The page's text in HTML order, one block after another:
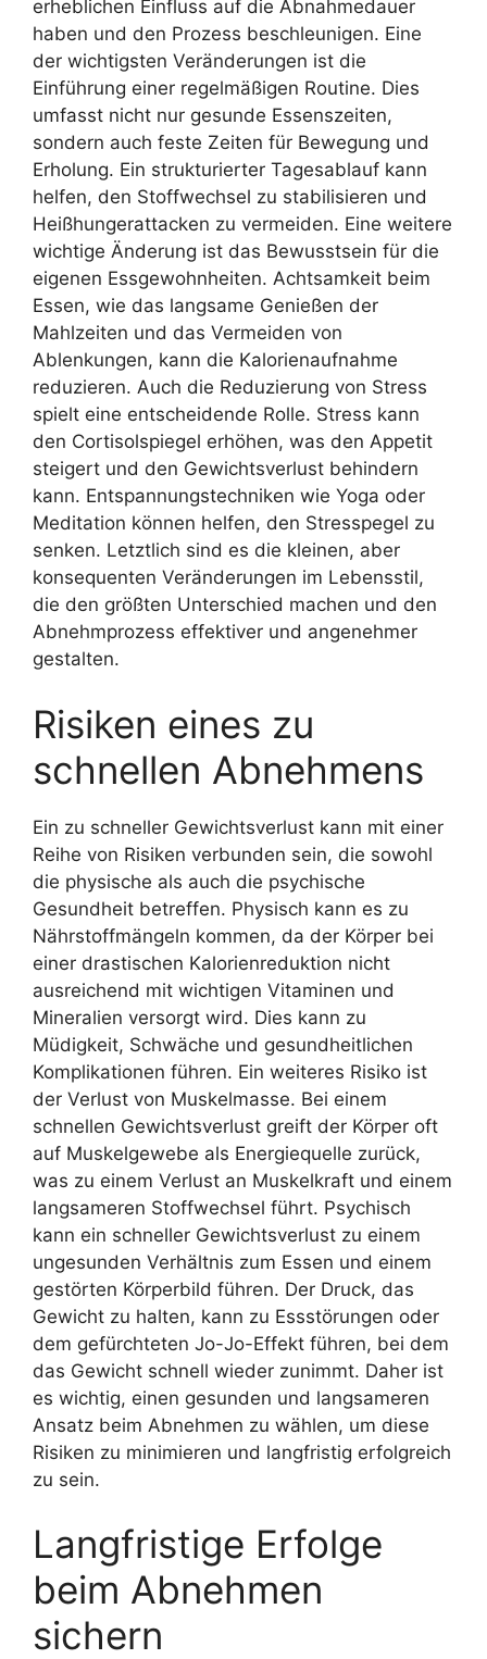
erheblichen Einfluss auf die Abnahmedauer
haben und den Prozess beschleunigen. Eine
der wichtigsten Veränderungen ist die
Einführung einer regelmäßigen Routine. Dies
umfasst nicht nur gesunde Essenszeiten,
sondern auch feste Zeiten für Bewegung und
Erholung. Ein strukturierter Tagesablauf kann
helfen, den Stoffwechsel zu stabilisieren und
Heißhungerattacken zu vermeiden. Eine weitere
wichtige Änderung ist das Bewusstsein für die
eigenen Essgewohnheiten. Achtsamkeit beim
Essen, wie das langsame Genießen der
Mahlzeiten und das Vermeiden von
Ablenkungen, kann die Kalorienaufnahme
reduzieren. Auch die Reduzierung von Stress
spielt eine entscheidende Rolle. Stress kann
den Cortisolspiegel erhöhen, was den Appetit
steigert und den Gewichtsverlust behindern
kann. Entspannungstechniken wie Yoga oder
Meditation können helfen, den Stresspegel zu
senken. Letztlich sind es die kleinen, aber
konsequenten Veränderungen im Lebensstil,
die den größten Unterschied machen und den
Abnehmprozess effektiver und angenehmer
gestalten.
Risiken eines zu
schnellen Abnehmens
Ein zu schneller Gewichtsverlust kann mit einer
Reihe von Risiken verbunden sein, die sowohl
die physische als auch die psychische
Gesundheit betreffen. Physisch kann es zu
Nährstoffmängeln kommen, da der Körper bei
einer drastischen Kalorienreduktion nicht
ausreichend mit wichtigen Vitaminen und
Mineralien versorgt wird. Dies kann zu
Müdigkeit, Schwäche und gesundheitlichen
Komplikationen führen. Ein weiteres Risiko ist
der Verlust von Muskelmasse. Bei einem
schnellen Gewichtsverlust greift der Körper oft
auf Muskelgewebe als Energiequelle zurück,
was zu einem Verlust an Muskelkraft und einem
langsameren Stoffwechsel führt. Psychisch
kann ein schneller Gewichtsverlust zu einem
ungesunden Verhältnis zum Essen und einem
gestörten Körperbild führen. Der Druck, das
Gewicht zu halten, kann zu Essstörungen oder
dem gefürchteten Jo-Jo-Effekt führen, bei dem
das Gewicht schnell wieder zunimmt. Daher ist
es wichtig, einen gesunden und langsameren
Ansatz beim Abnehmen zu wählen, um diese
Risiken zu minimieren und langfristig erfolgreich
zu sein.
Langfristige Erfolge
beim Abnehmen
sichern